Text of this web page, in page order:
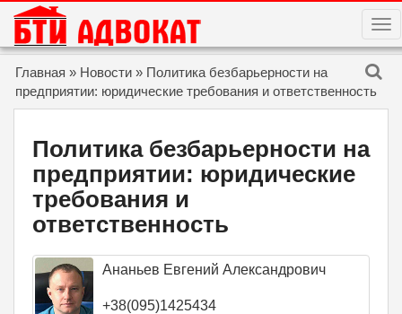
T
G
L
A
Главная » Новости » Политика безбарьерности на
предприятии: юридические требования и ответственность
Политика безбарьерности на
предприятии: юридические
требования и
ответственность
Ананьев Евгений Александрович
+38(095)1425434